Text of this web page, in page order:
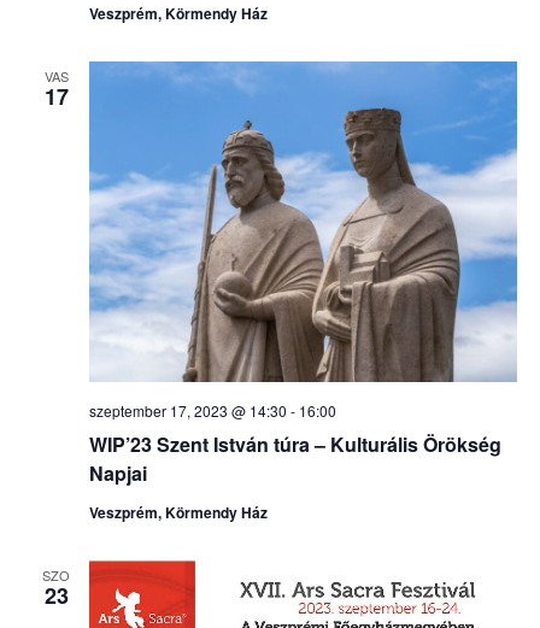
Veszprém, Körmendy Ház
VAS
17
WIP’23 Szent István túra – Kulturális Örökség
Napjai
szeptember 17, 2023 @ 14:30 - 16:00
Veszprém, Körmendy Ház
SZO
23